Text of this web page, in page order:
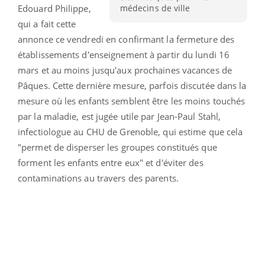
médecins de ville
Edouard Philippe,
qui a fait cette
annonce ce vendredi en confirmant la fermeture des
établissements d'enseignement à partir du lundi 16
mars et au moins jusqu'aux prochaines vacances de
Pâques. Cette dernière mesure, parfois discutée dans la
mesure où les enfants semblent être les moins touchés
par la maladie, est jugée utile par Jean-Paul Stahl,
infectiologue au CHU de Grenoble, qui estime que cela
"permet de disperser les groupes constitués que
forment les enfants entre eux" et d'éviter des
contaminations au travers des parents.